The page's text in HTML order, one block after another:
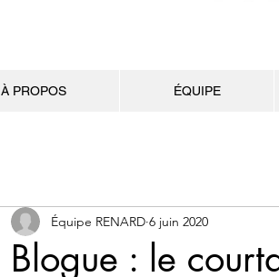
À PROPOS ÉQUIPE
Blogue : le
Équipe RENARD 6 juin 2020